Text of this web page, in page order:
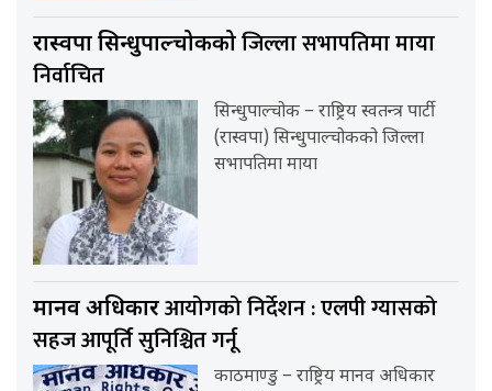
रास्वपा सिन्धुपाल्चोककोजिल्ला सभापतिमा माया
निर्वाचित
सिन्धुपाल्चोक – राष्ट्रिय स्वतन्त्र पार्टी
(रास्वपा) सिन्धुपाल्चोकको जिल्ला
सभापतिमा माया
मानव अधिकारआयोगको निर्देशन : एलपी ग्यासको
सहज आपूर्ति सुनिश्चित गर्नू
काठमाण्डु – राष्ट्रिय मानव अधिकार